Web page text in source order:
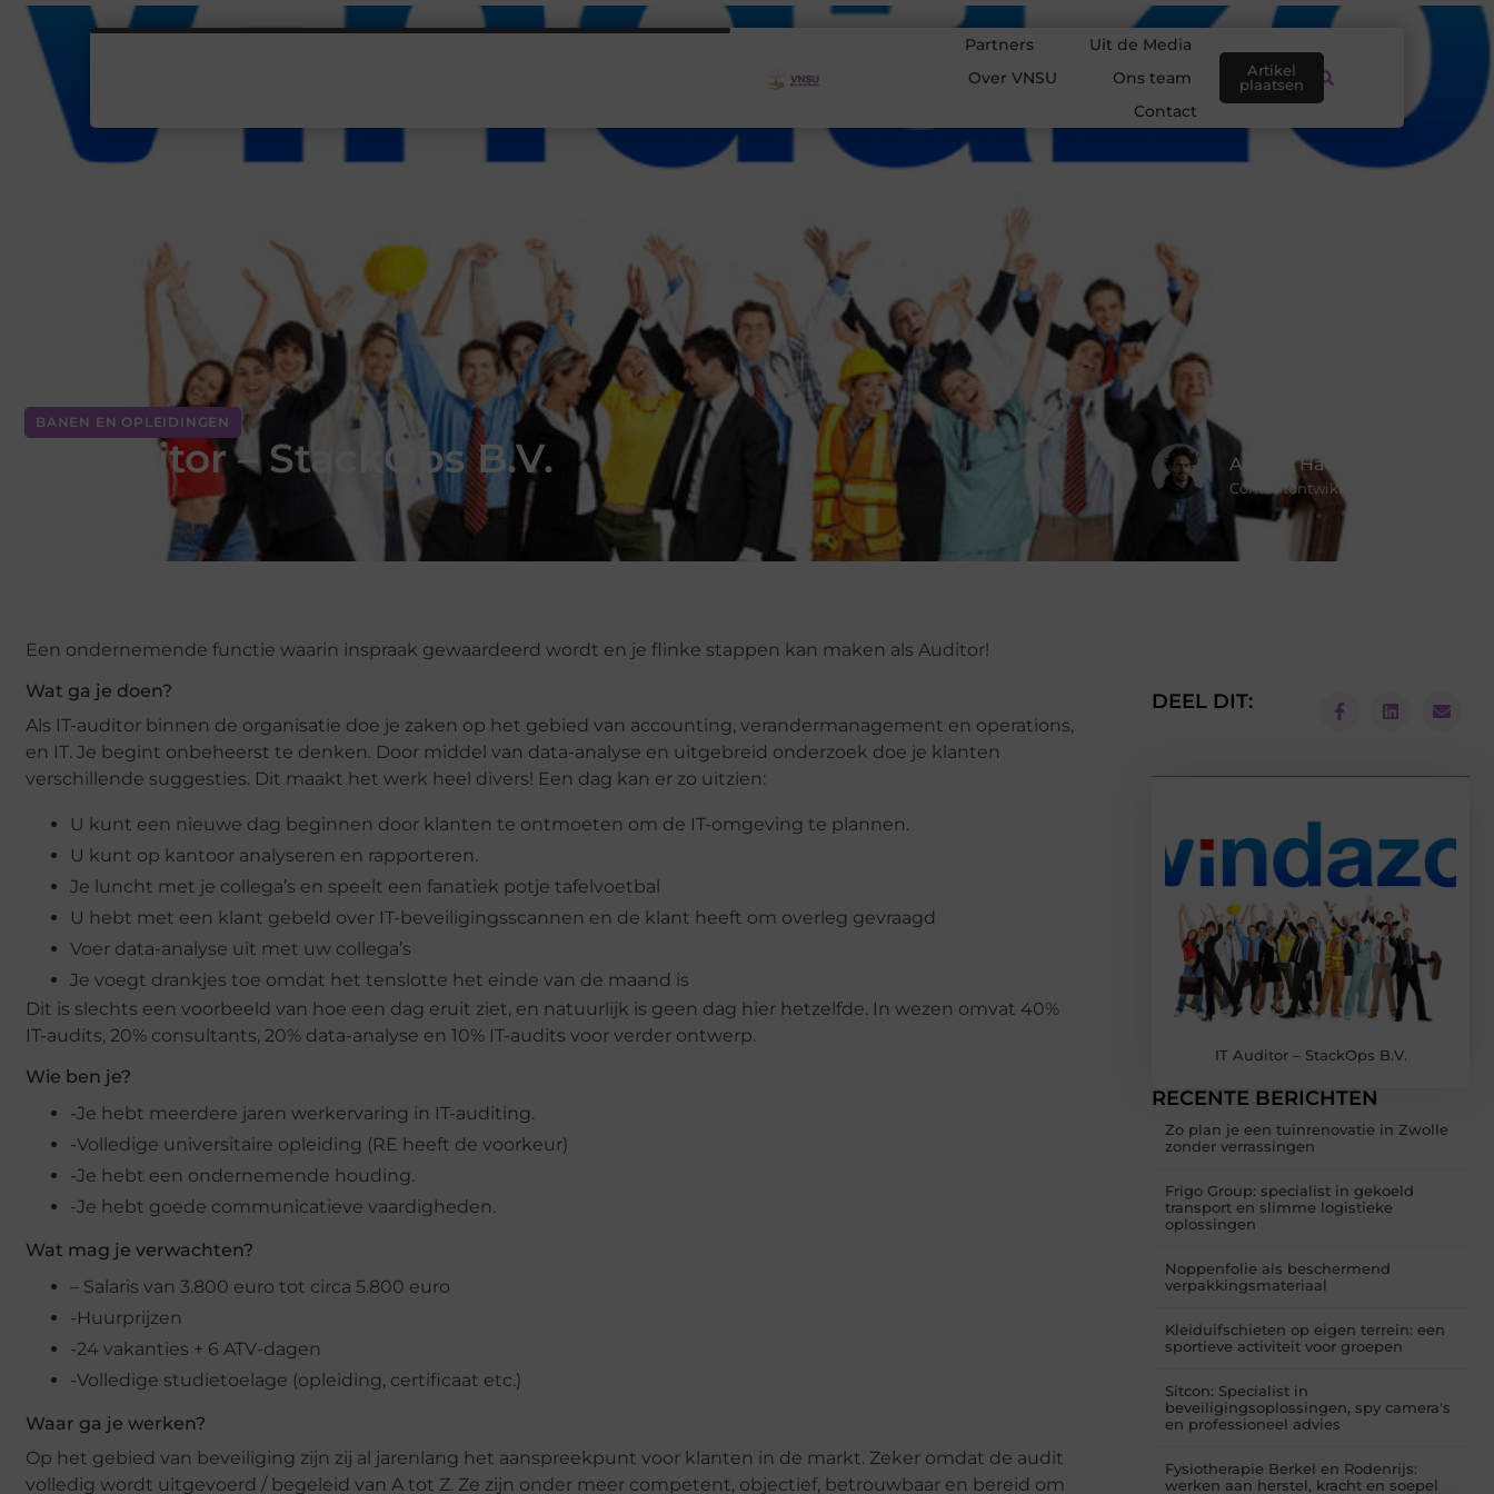
Partners
Uit de Media
Over VNSU
Ons team
Contact
Artikel
plaatsen
BANEN EN OPLEIDINGEN
IT Auditor – StackOps B.V. Amir El Hadi
Contentontwikkelaar & Schrijver
Een ondernemende functie waarin inspraak gewaardeerd wordt en je flinke stappen kan maken als Auditor!
Wat ga je doen?
Als IT-auditor binnen de organisatie doe je zaken op het gebied van accounting, verandermanagement en operations,
en IT. Je begint onbeheerst te denken. Door middel van data-analyse en uitgebreid onderzoek doe je klanten
verschillende suggesties. Dit maakt het werk heel divers! Een dag kan er zo uitzien:
U kunt een nieuwe dag beginnen door klanten te ontmoeten om de IT-omgeving te plannen.
U kunt op kantoor analyseren en rapporteren.
Je luncht met je collega’s en speelt een fanatiek potje tafelvoetbal
U hebt met een klant gebeld over IT-beveiligingsscannen en de klant heeft om overleg gevraagd
Voer data-analyse uit met uw collega’s
Je voegt drankjes toe omdat het tenslotte het einde van de maand is
Dit is slechts een voorbeeld van hoe een dag eruit ziet, en natuurlijk is geen dag hier hetzelfde. In wezen omvat 40%
IT-audits, 20% consultants, 20% data-analyse en 10% IT-audits voor verder ontwerp.
Wie ben je?
-Je hebt meerdere jaren werkervaring in IT-auditing.
-Volledige universitaire opleiding (RE heeft de voorkeur)
-Je hebt een ondernemende houding.
-Je hebt goede communicatieve vaardigheden.
Wat mag je verwachten?
– Salaris van 3.800 euro tot circa 5.800 euro
-Huurprijzen
-24 vakanties + 6 ATV-dagen
-Volledige studietoelage (opleiding, certificaat etc.)
Waar ga je werken?
Op het gebied van beveiliging zijn zij al jarenlang het aanspreekpunt voor klanten in de markt. Zeker omdat de audit
volledig wordt uitgevoerd / begeleid van A tot Z. Ze zijn onder meer competent, objectief, betrouwbaar en bereid om
DEEL DIT:
IT Auditor – StackOps B.V.
RECENTE BERICHTEN
Zo plan je een tuinrenovatie in Zwolle
zonder verrassingen
Frigo Group: specialist in gekoeld
transport en slimme logistieke
oplossingen
Noppenfolie als beschermend
verpakkingsmateriaal
Kleiduifschieten op eigen terrein: een
sportieve activiteit voor groepen
Sitcon: Specialist in
beveiligingsoplossingen, spy camera's
en professioneel advies
Fysiotherapie Berkel en Rodenrijs:
werken aan herstel, kracht en soepel